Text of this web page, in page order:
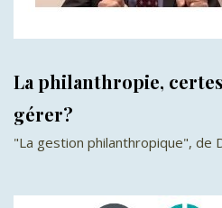
La philanthropie,
gérer?
"La gestion philanthropique", de